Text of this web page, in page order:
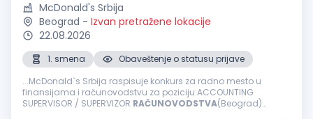
McDonald's Srbija
Beograd - Izvan pretražene lokacije
22.08.2026
1. smena
Obaveštenje o statusu prijave
...McDonald`s Srbija raspisuje konkurs za radno mesto u
finansijama i računovodstvu za poziciju:ACCOUNTING
SUPERVISOR / SUPERVIZOR RAČUNOVODSTVA(Beograd)